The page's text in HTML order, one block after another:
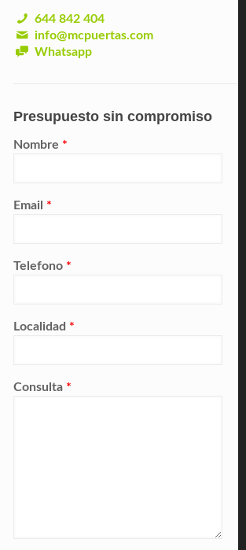
644 842 404
info@mcpuertas.com
Whatsapp
Presupuesto sin compromiso
Nombre *
Email *
Telefono *
Localidad *
Consulta *